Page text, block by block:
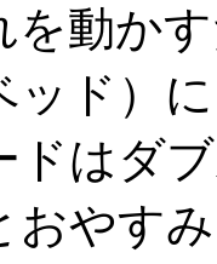
を動か
ッド）
ドはダ
おやす